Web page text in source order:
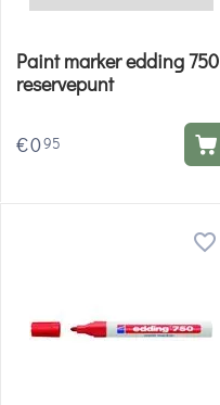
Paint marker edding 750
reservepunt
€095